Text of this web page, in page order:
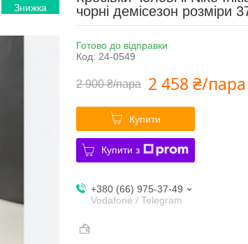
чорні демісезон розміри
Готово до відправки
Код: 24-0549
2 900 ₴/пара 2 458 ₴/пара
Купити
Купити з
+380 (66) 975-37-49
Vodafone / Telegram